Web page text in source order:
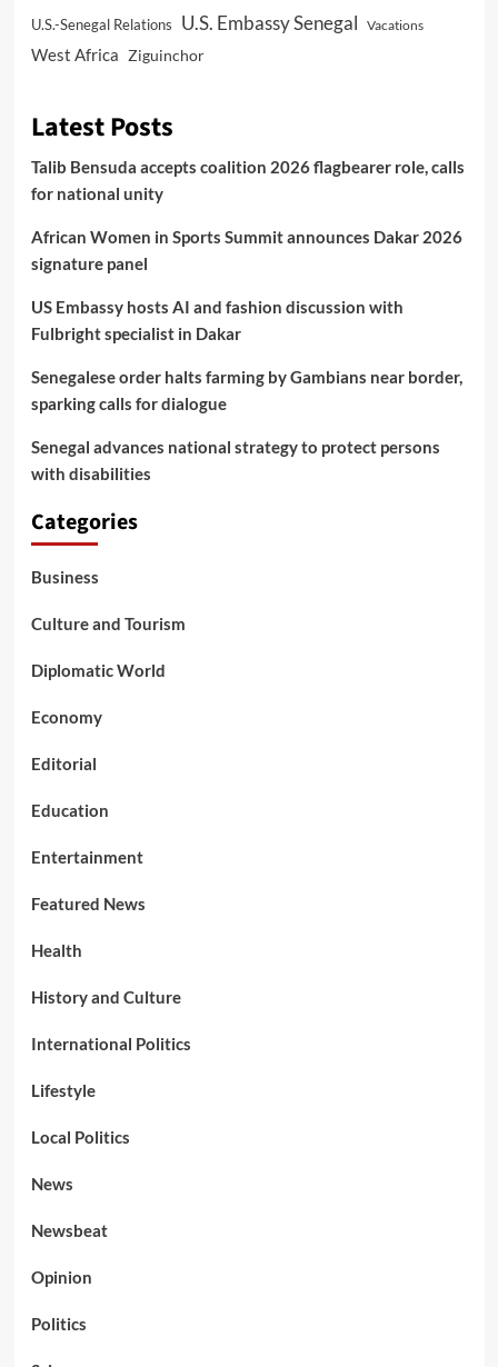
U.S.-Senegal Relations U.S. Embassy Senegal Vacations
West Africa Ziguinchor
Latest Posts
Talib Bensuda accepts coalition 2026 flagbearer role, calls
for national unity
African Women in Sports Summit announces Dakar 2026
signature panel
US Embassy hosts AI and fashion discussion with
Fulbright specialist in Dakar
Senegalese order halts farming by Gambians near border,
sparking calls for dialogue
Senegal advances national strategy to protect persons
with disabilities
Categories
Business
Culture and Tourism
Diplomatic World
Economy
Editorial
Education
Entertainment
Featured News
Health
History and Culture
International Politics
Lifestyle
Local Politics
News
Newsbeat
Opinion
Politics